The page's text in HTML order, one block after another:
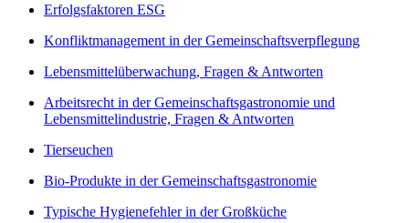
Erfolgsfaktoren ESG
Konfliktmanagement in der Gemeinschaftsverpflegung
Lebensmittelüberwachung, Fragen & Antworten
Arbeitsrecht in der Gemeinschaftsgastronomie und
Lebensmittelindustrie, Fragen & Antworten
Tierseuchen
Bio-Produkte in der Gemeinschaftsgastronomie
Typische Hygienefehler in der Großküche